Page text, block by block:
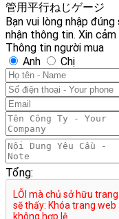
管用平行ねじゲージ
Bạn vui lòng nhập
nhận thông tin. Xin cảm
Thông tin người mua
Anh
Chị
Tổng: